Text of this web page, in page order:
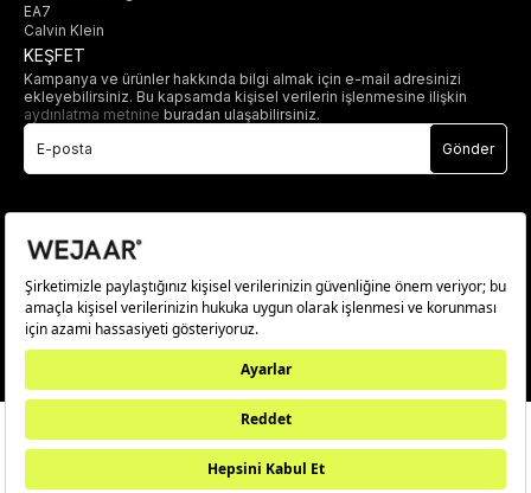
EA7
Calvin Klein
KEŞFET
Kampanya ve ürünler hakkında bilgi almak için e-mail adresinizi
ekleyebilirsiniz. Bu kapsamda kişisel verilerin işlenmesine ilişkin
aydınlatma metnine buradan ulaşabilirsiniz.
Gönder
© 2025 wejaar.com.tr. tüm hakları saklıdır.